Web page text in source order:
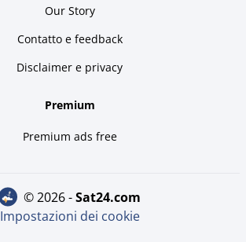
Our Story
Contatto e feedback
Disclaimer e privacy
Premium
Premium ads free
© 2026 - sat24.com
Impostazioni dei cookie